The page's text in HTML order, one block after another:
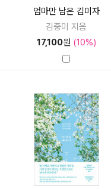
엄마만 남은 김미자
김중미 지음
17,100원 (10%)